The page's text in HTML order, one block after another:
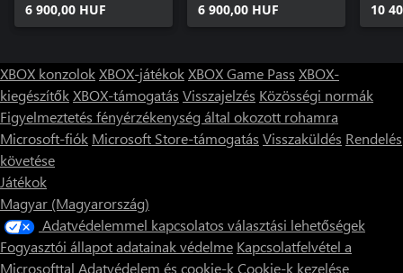
6 900,00 HUF 6 900,00 HUF 10
XBOX konzolokXBOX-játékokXBOX Game Pass XBOX-
kiegészítőkXBOX-támogatás Visszajelzés Közösségi normák
Figyelmeztetés fényérzékenység által okozott rohamra
Microsoft-fiók Microsoft Store-támogatás Visszaküldés Rendelés
követése
Játékok
Magyar (Magyarország)
Adatvédelemmel kapcsolatos választási lehetőségek
Fogyasztói állapot adatainak védelme Kapcsolatfelvétel a
Microsofttal Adatvédelem és cookie-kCookie-k kezelése